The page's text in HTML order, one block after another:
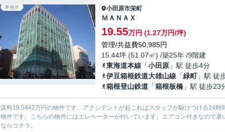
事務所 小田原市栄町
ＭＡＮＡＸ
19.55万円 (1.27万円/坪)
管理/共益費50,985円
15.44坪 (51.07㎡) /築25年 /9階建
東海道本線 「小田原 」駅 徒歩4分
伊豆箱根鉄道大雄山線 「緑町」駅 徒
箱根登山鉄道 「箱根板橋 」駅 徒歩23
賃料19.5442万円の物件です。アクシデントが起こればスタッフが駆けつける24
物件です。こちらの物件にはエレベーターが付いています。エアコン付きなので
ならコチラ。